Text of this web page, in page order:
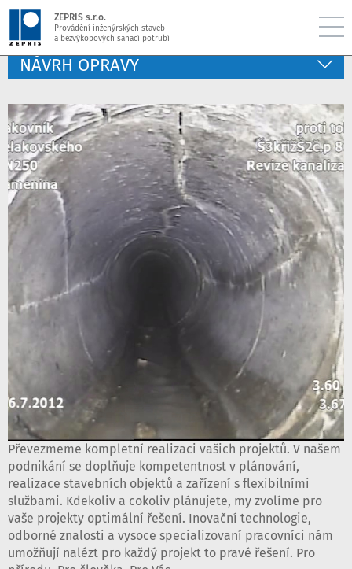
ZEPRIS s.r.o.
Provádění inženýrských staveb
a bezvýkopových sanací potrubí
NÁVRH OPRAVY
Převezmeme kompletní realizaci vašich projektů. V našem
podnikání se doplňuje kompetentnost v plánování,
realizace stavebních objektů a zařízení s flexibilními
službami. Kdekoliv a cokoliv plánujete, my zvolíme pro
vaše projekty optimální řešení. Inovační technologie,
odborné znalosti a vysoce specializovaní pracovníci nám
umožňují nalézt pro každý projekt to pravé řešení. Pro